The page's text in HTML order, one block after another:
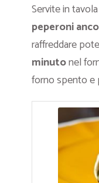
Servite in
peperoni
raffreddare
minutonel
forno spento e